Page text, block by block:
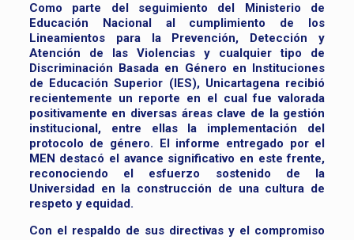
Como parte del seguimiento del Ministerio de
Educación Nacional al cumplimiento de los
Lineamientos para la Prevención, Detección y
Atención de las Violencias y cualquier tipo de
Discriminación Basada en Género en Instituciones
de Educación Superior (IES), Unicartagena recibió
recientemente un reporte en el cual fue valorada
positivamente en diversas áreas clave de la gestión
institucional, entre ellas la implementación del
protocolo de género. El informe entregado por el
MEN destacó el avance significativo en este frente,
reconociendo el esfuerzo sostenido de la
Universidad en la construcción de una cultura de
respeto y equidad.
Con el respaldo de sus directivas y el compromiso